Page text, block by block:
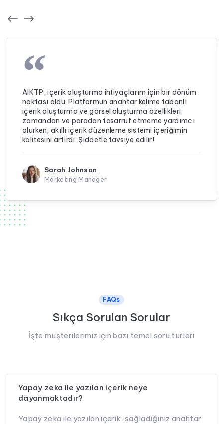
“
AIKTP, içerik oluşturma ihtiyaçlarım için bir dönüm
noktası oldu. Platformun anahtar kelime tabanlı
içerik oluşturma ve görsel oluşturma özellikleri
zamandan ve paradan tasarruf etmeme yardımcı
olurken, akıllı içerik düzenleme sistemi içeriğimin
kalitesini artırdı. Şiddetle tavsiye edilir!
Sarah Johnson
Marketing Manager
FAQs
Sıkça Sorulan Sorular
İşte müşterilerimiz için bazı temel soru türleri
Yapay zeka ile yazılan içerik neye
dayanmaktadır?
Yapay zeka ile yazılan içerik, sağladığınız anahtar